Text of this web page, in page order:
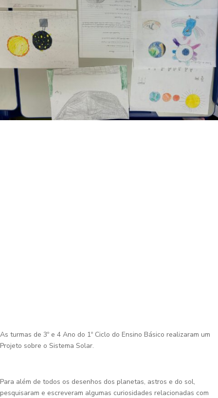
As turmas de 3º e 4 Ano do 1º Ciclo do Ensino Básico realizaram um
Projeto sobre o Sistema Solar.
Para além de todos os desenhos dos planetas, astros e do sol,
pesquisaram e escreveram algumas curiosidades relacionadas com